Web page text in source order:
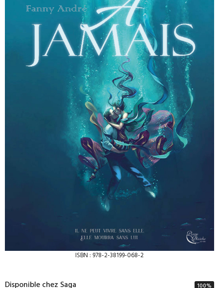
ISBN : 978-2-38199-068-2
Disponible chez Saga